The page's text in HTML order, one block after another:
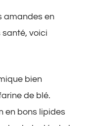
amandes en
voici
bien
de blé.
en bons lipides